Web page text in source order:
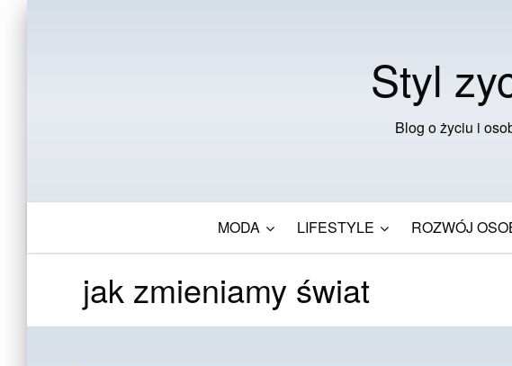
Styl
Blog o życiu i
MODA LIFESTYLE ROZWÓJ
jak zmieniamy świat